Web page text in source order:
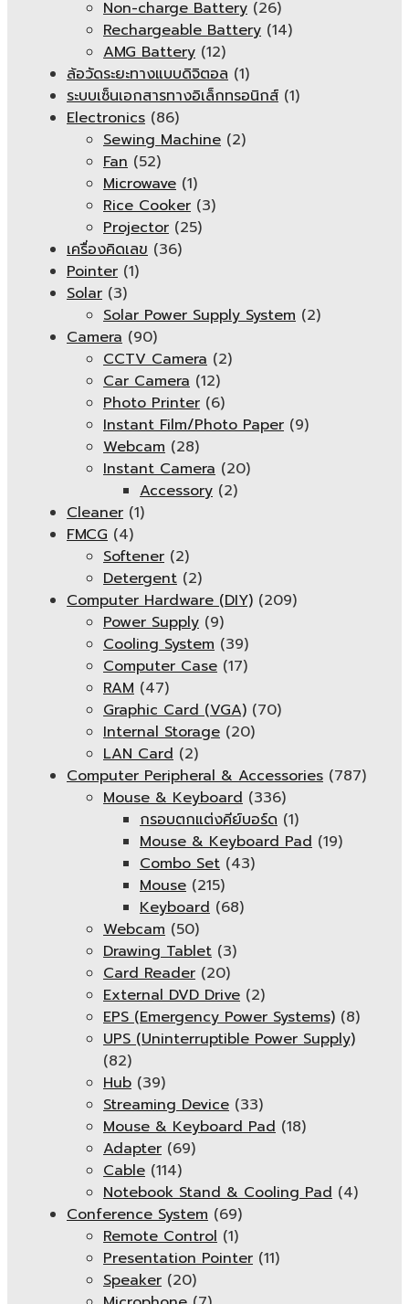
Non-charge Battery (26)
Rechargeable Battery (14)
AMG Battery (12)
ล้อวัดระยะทางแบบดิจิตอล (1)
ระบบเซ็นเอกสารทางอิเล็กทรอนิกส์ (1)
Electronics (86)
Sewing Machine (2)
Fan (52)
Microwave (1)
Rice Cooker (3)
Projector (25)
เครื่องคิดเลข (36)
Pointer (1)
Solar (3)
Solar Power Supply System (2)
Camera (90)
CCTV Camera (2)
Car Camera (12)
Photo Printer (6)
Instant Film/Photo Paper (9)
Webcam (28)
Instant Camera (20)
Accessory (2)
Cleaner (1)
FMCG (4)
Softener (2)
Detergent (2)
Computer Hardware (DIY) (209)
Power Supply (9)
Cooling System (39)
Computer Case (17)
RAM (47)
Graphic Card (VGA) (70)
Internal Storage (20)
LAN Card (2)
Computer Peripheral & Accessories (787)
Mouse & Keyboard (336)
กรอบตกแต่งคีย์บอร์ด (1)
Mouse & Keyboard Pad (19)
Combo Set (43)
Mouse (215)
Keyboard (68)
Webcam (50)
Drawing Tablet (3)
Card Reader (20)
External DVD Drive (2)
EPS (Emergency Power Systems) (8)
UPS (Uninterruptible Power Supply)
(82)
Hub (39)
Streaming Device (33)
Mouse & Keyboard Pad (18)
Adapter (69)
Cable (114)
Notebook Stand & Cooling Pad (4)
Conference System (69)
Remote Control (1)
Presentation Pointer (11)
Speaker (20)